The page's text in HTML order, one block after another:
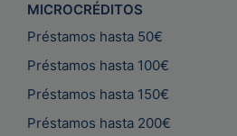
MICROCRÉDITOS
Préstamos hasta 50€
Préstamos hasta 100€
Préstamos hasta 150€
Préstamos hasta 200€